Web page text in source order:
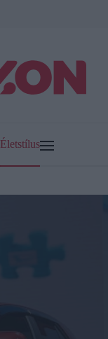
Életstílus